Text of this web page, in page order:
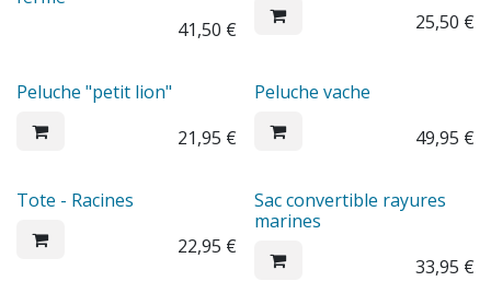
41,50 €
25,50 €
Peluche "petit lion"
21,95 €
Peluche vache
49,95 €
Tote - Racines
22,95 €
Sac convertible rayures
marines
33,95 €